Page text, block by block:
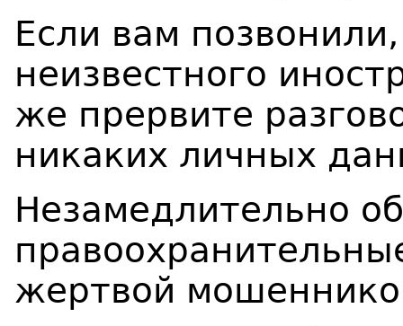
Если вам
неизвестного
же прервите
никаких личных
Незамедлительно
жертвой